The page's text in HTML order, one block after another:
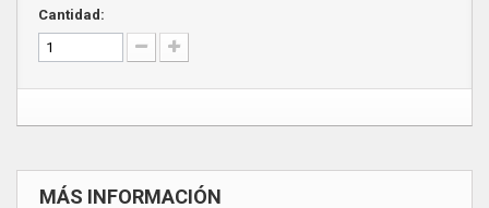
Cantidad:
MÁS INFORMACIÓN